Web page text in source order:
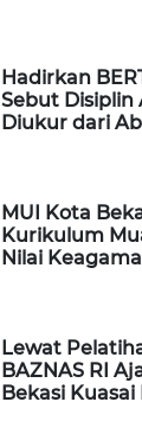
Hadirkan
Sebut Disiplin
Diukur dari
MUI Kota
Kurikulum
Nilai
Lewat
BAZNAS RI
Bekasi Kuasai